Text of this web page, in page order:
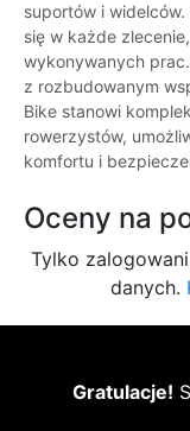
suportów i
się w każde
wykonywanych
z rozbudowanym
Bike stanowi
rowerzystów,
komfortu i
Oceny na
Tylko
danych.
Gratulacje!